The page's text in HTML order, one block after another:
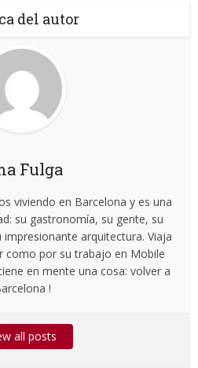
del autor
Fulga
viviendo en Barcelona y es una
su gastronomía, su gente, su
arquitectura. Viaja
como por su trabajo en Mobile
en mente una cosa: volver a
!
all posts